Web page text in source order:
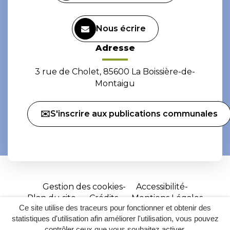
Ce site utilise des traceurs pour fonctionner et obtenir des
statistiques d'utilisation afin améliorer l'utilisation, vous pouvez
Nous écrire
Adresse
3 rue de Cholet, 85600 La Boissière-de-
Montaigu
✉️S'inscrire aux publications communales
Gestion des cookies
Accessibilité
Plan du site
Crédits
Mentions Légales
Site